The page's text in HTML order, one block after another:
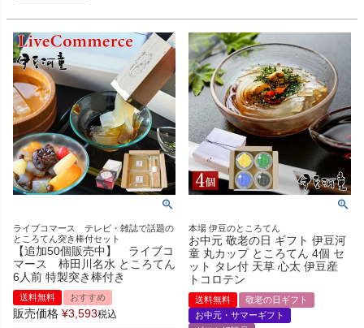
ライブコマース テレビ・雑誌で話題の
ところてん突き棒付セット
【追加50個販売中】 ライブコ
マース 柿田川名水 ところてん
6人前 特製突き棒付き
送料無料 おすすめ
販売価格 ¥3,593税込
本場 伊豆のところてん
お中元 敬老の日 ギフト 伊豆河
童 丸カップ ところてん 4個 セ
ット タレ付 天草 心太 伊豆産
トコロテン
送料無料
敬老の日ギフト
お中元・サマーギフト